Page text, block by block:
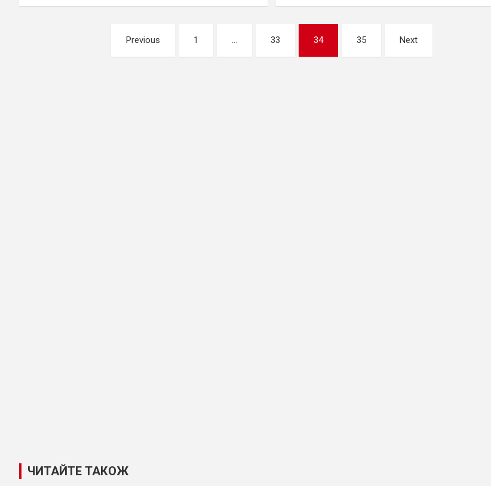
Previous 1 … 33 34 35 Next
ЧИТАЙТЕ ТАКОЖ